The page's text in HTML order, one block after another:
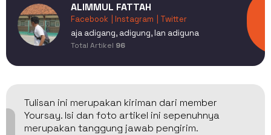
ALIMMUL FATTAH
Facebook | Instagram
| Twitter
aja adigang, adigung, lan adiguna
Total Artikel 96
Tulisan ini merupakan kiriman dari member
Yoursay. Isi dan foto artikel ini sepenuhnya
merupakan tanggung jawab pengirim.